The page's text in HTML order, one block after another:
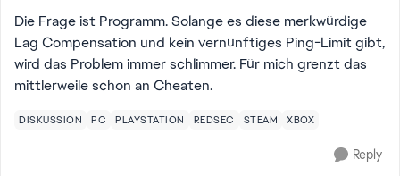
Die Frage ist Programm. Solange es diese merkwürdige
Lag Compensation und kein vernünftiges Ping-Limit gibt,
wird das Problem immer schlimmer. Für mich grenzt das
mittlerweile schon an Cheaten.
DISKUSSION PC PLAYSTATION REDSEC STEAM XBOX
Reply